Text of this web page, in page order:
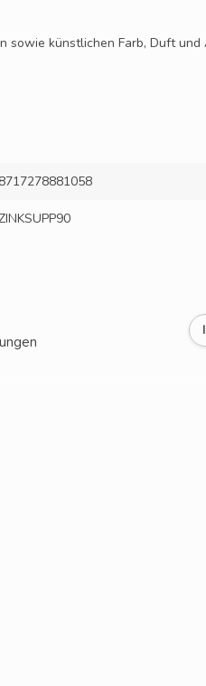
sowie künstlichen Farb, Duft
8717278881058